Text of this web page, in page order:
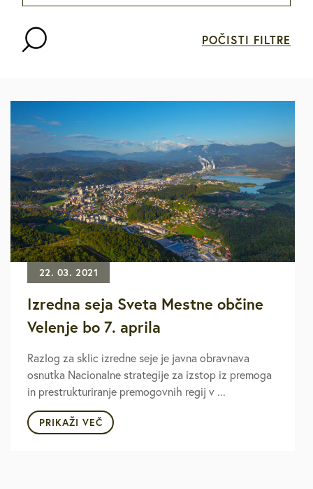
POČISTI FILTRE
22. 03. 2021
Izredna seja Sveta Mestne občine
Velenje bo 7. aprila
Razlog za sklic izredne seje je javna obravnava
osnutka Nacionalne strategije za izstop iz premoga
in prestrukturiranje premogovnih regij v ...
PRIKAŽI VEČ